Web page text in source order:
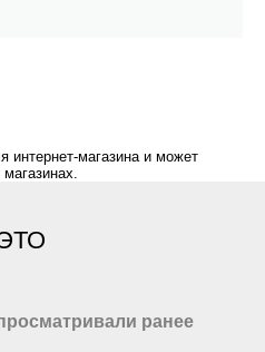
интернет-магазина и может
ранее